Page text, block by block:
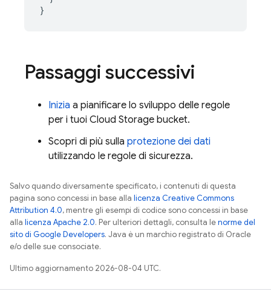
}
Passaggi successivi
Inizia a pianificare lo sviluppo delle regole
per i tuoi Cloud Storage bucket.
Scopri di più sulla protezione dei dati
utilizzando le regole di sicurezza.
Salvo quando diversamente specificato, i contenuti di questa
pagina sono concessi in base alla licenza Creative Commons
Attribution 4.0, mentre gli esempi di codice sono concessi in base
alla licenza Apache 2.0. Per ulteriori dettagli, consulta lenorme del
sito di Google Developers. Java è un marchio registrato di Oracle
e/o delle sue consociate.
Ultimo aggiornamento 2026-08-04 UTC.